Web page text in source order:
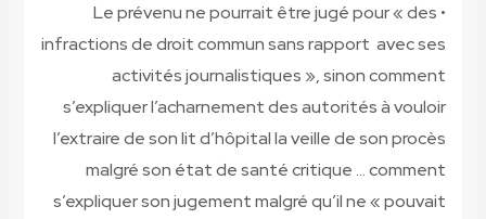
• Le prévenu ne pourrait être
infractions de droit commun sans
activités journalistiques »,
s’expliquer l’acharnement des
l’extraire de son lit d’hôpital la veille
malgré son état de santé
s’expliquer son jugement malgré